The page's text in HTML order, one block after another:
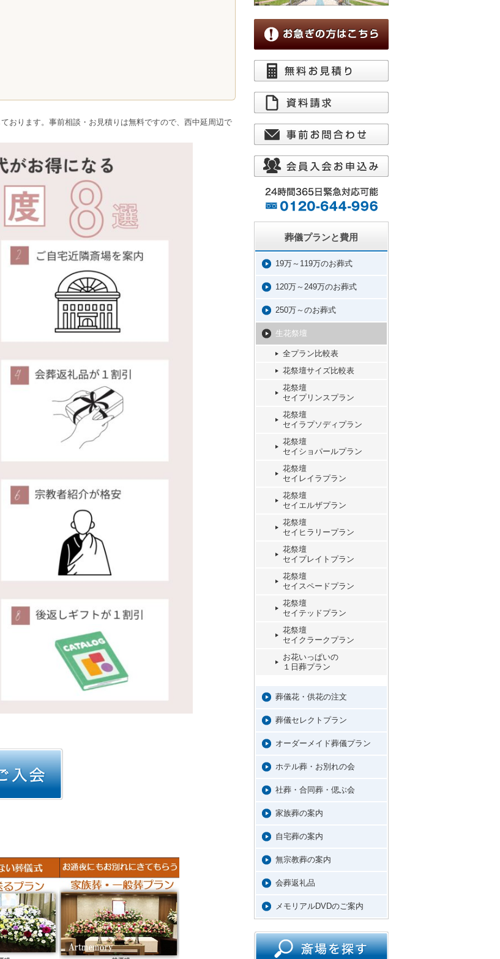
おります。事前相談・お見積りは無料ですので、西中延周辺で
葬儀プランと費用
19万～119万のお葬式
120万～249万のお葬式
250万～のお葬式
生花祭壇
全プラン比較表
花祭壇サイズ比較表
花祭壇
セイプリンスプラン
花祭壇
セイラプソディプラン
花祭壇
セイショパールプラン
花祭壇
セイレイラプラン
花祭壇
セイエルザプラン
花祭壇
セイヒラリープラン
花祭壇
セイプレイトプラン
花祭壇
セイスペードプラン
花祭壇
セイテッドプラン
花祭壇
セイクラークプラン
お花いっぱいの
１日葬プラン
葬儀花・供花の注文
葬儀セレクトプラン
オーダーメイド葬儀プラン
ホテル葬・お別れの会
社葬・合同葬・偲ぶ会
家族葬の案内
自宅葬の案内
無宗教葬の案内
会葬返礼品
メモリアルDVDのご案内